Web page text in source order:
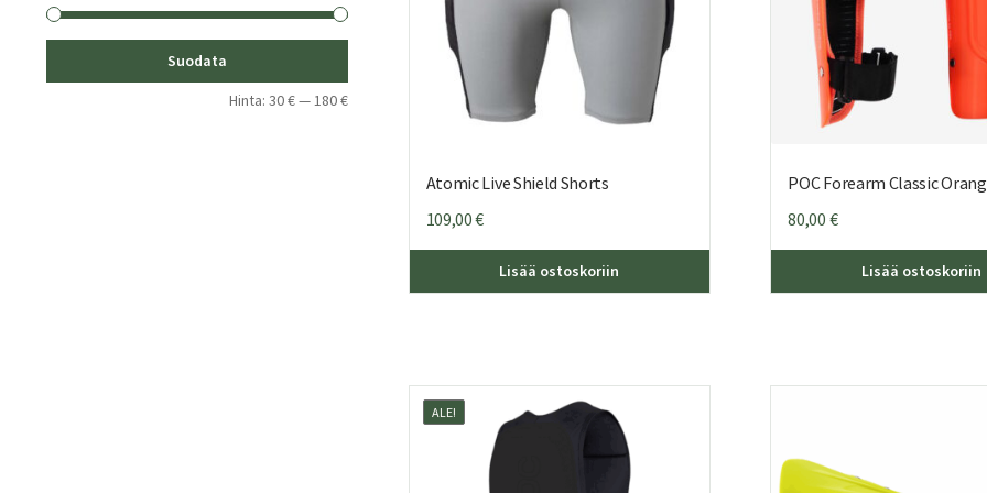
Atomic Live Shield Shorts
109,00€
Lisää ostoskoriin
Voit
POC Forearm Classic
80,00 €
Lisää ostoskoriin
ALE!
Suodata
Hinta: 30 €—180 €